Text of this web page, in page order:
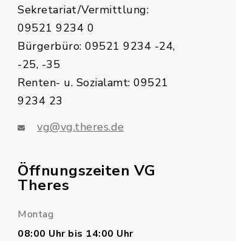
Sekretariat/Vermittlung:
09521 9234 0
Bürgerbüro: 09521 9234 -24,
-25, -35
Renten- u. Sozialamt: 09521
9234 23
vg@vg.theres.de
Öffnungszeiten VG
Theres
Montag
08:00 Uhr bis 14:00 Uhr